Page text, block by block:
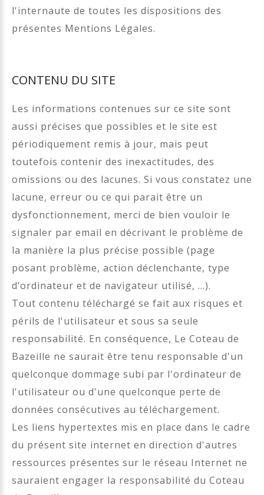
l'internaute de toutes les dispositions des
présentes Mentions Légales.
CONTENU DU SITE
Les informations contenues sur ce site sont
aussi précises que possibles et le site est
périodiquement remis à jour, mais peut
toutefois contenir des inexactitudes, des
omissions ou des lacunes. Si vous constatez une
lacune, erreur ou ce qui parait être un
dysfonctionnement, merci de bien vouloir le
signaler par email en décrivant le problème de
la manière la plus précise possible (page
posant problème, action déclenchante, type
d’ordinateur et de navigateur utilisé, …).
Tout contenu téléchargé se fait aux risques et
périls de l'utilisateur et sous sa seule
responsabilité. En conséquence, Le Coteau de
Bazeille ne saurait être tenu responsable d'un
quelconque dommage subi par l'ordinateur de
l'utilisateur ou d'une quelconque perte de
données consécutives au téléchargement.
Les liens hypertextes mis en place dans le cadre
du présent site internet en direction d'autres
ressources présentes sur le réseau Internet ne
sauraient engager la responsabilité du Coteau